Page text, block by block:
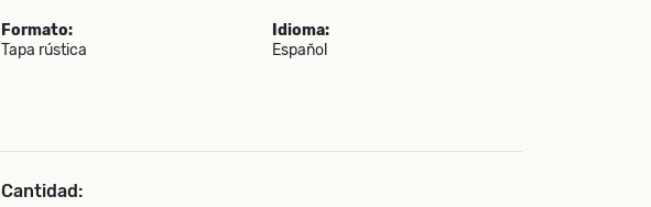
Formato:
Tapa rústica
Idioma:
Español
Cantidad: